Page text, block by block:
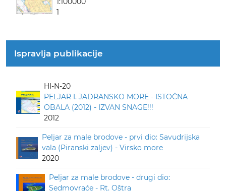
1
Ispravlja publikacije
HI-N-20
PELJAR I. JADRANSKO MORE - ISTOČNA
OBALA (2012) - IZVAN SNAGE!!!
2012
Peljar za male brodove - prvi dio: Savudrijska
vala (Piranski zaljev) - Virsko more
2020
Peljar za male brodove - drugi dio:
Sedmovraće - Rt. Oštra